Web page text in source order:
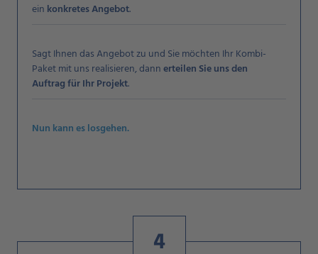
ein konkretes Angebot.
Sagt Ihnen das Angebot zu und Sie möchten Ihr Kombi-
Paket mit uns realisieren, dannerteilen Sie uns den
Auftragfür Ihr Projekt.
Nun kann es losgehen.
4